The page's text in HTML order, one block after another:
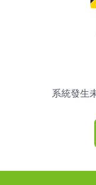
系統發生